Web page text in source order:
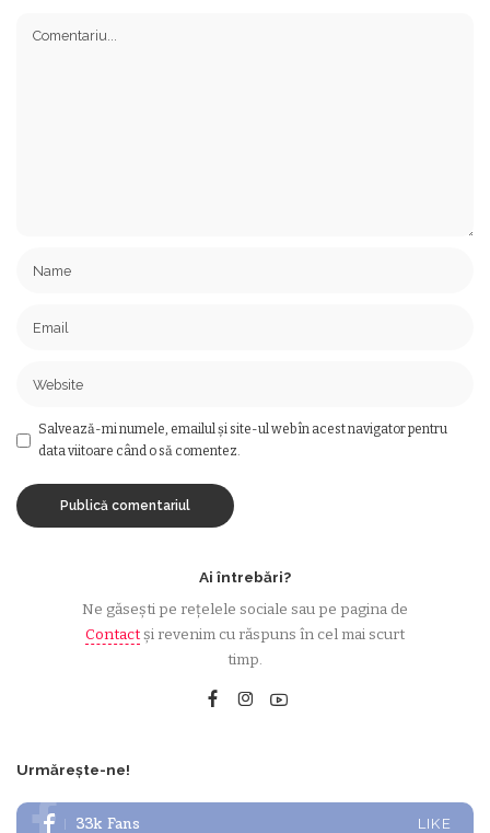
Salvează-mi numele, emailul și site-ul web în acest navigator pentru
data viitoare când o să comentez.
Ai întrebări?
Ne găsești pe rețelele sociale sau pe pagina de
Contactși revenim cu răspuns în cel mai scurt
timp.
Urmărește-ne!
33k Fans LIKE